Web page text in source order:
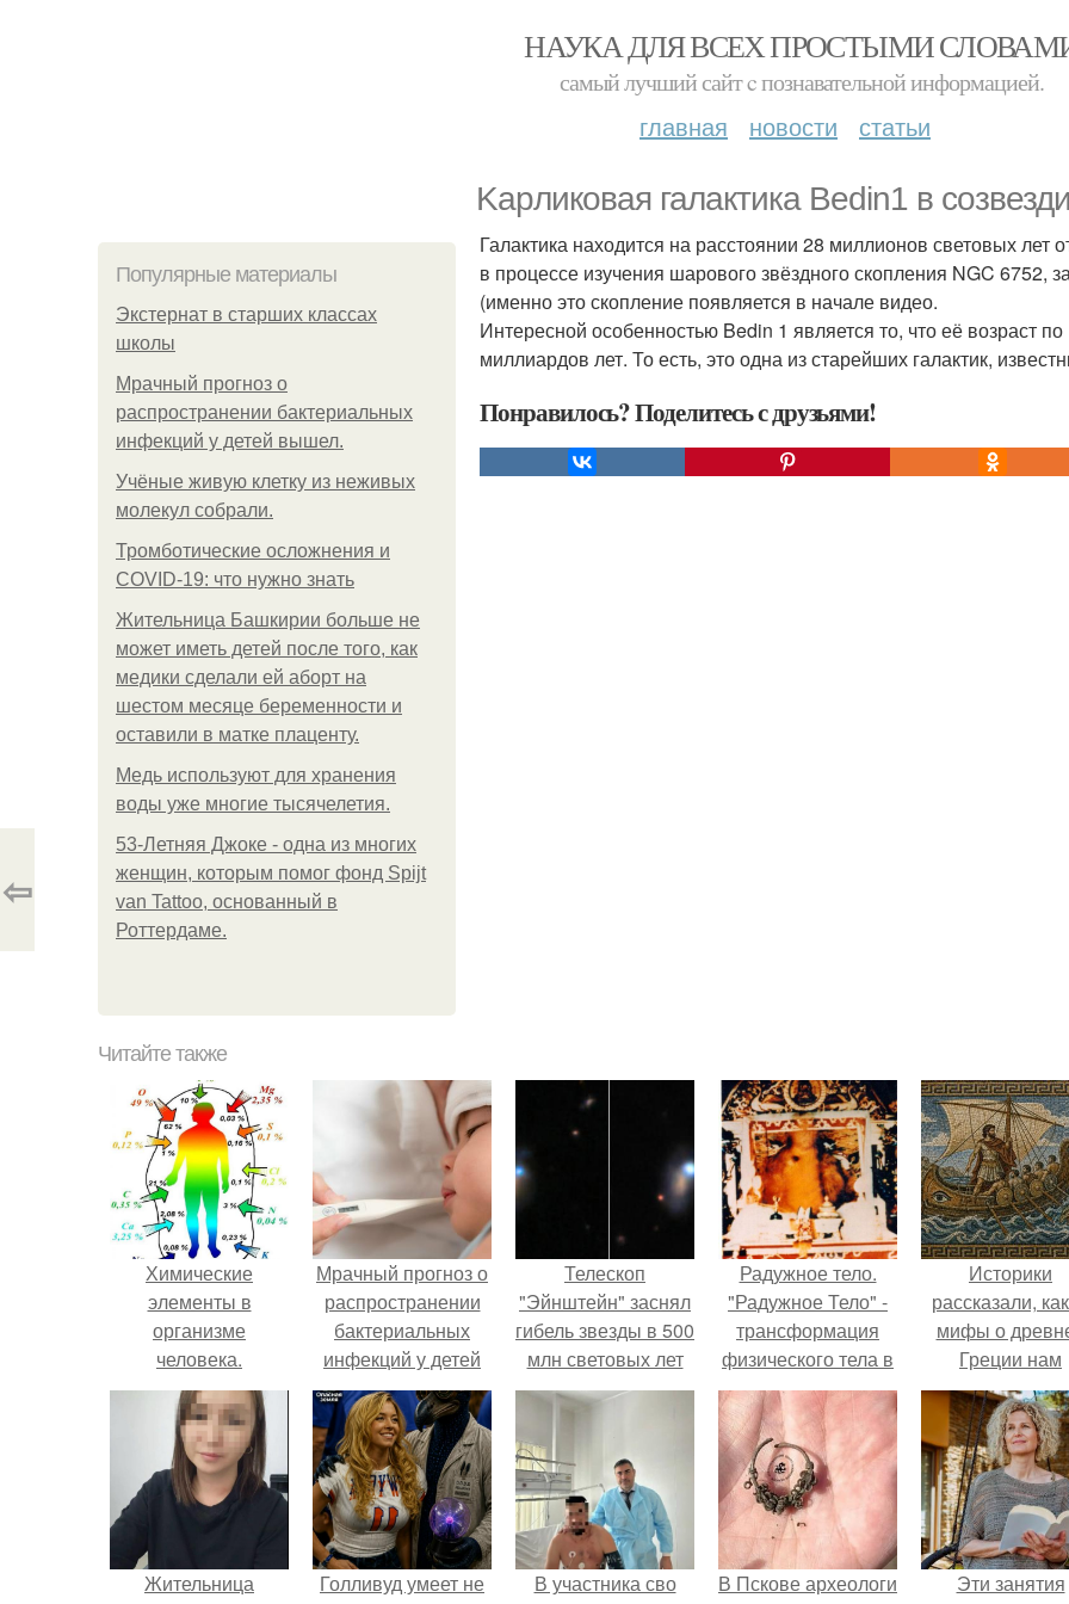
НАУКА ДЛЯ ВСЕХ ПРОСТЫМИ
самый лучший сайт c познавательной информацией.
главная новости статьи
Kapликовая галактика Bedin1 в
Популярные материалы
Экстернат в старших классах
школы
Мрачный прогноз о
распространении бактериальных
инфекций у детей вышел.
Учёные живую клетку из неживых
молекул собрали.
Тромботические осложнения и
COVID-19: что нужно знать
Жительница Башкирии больше не
может иметь детей после того, как
медики сделали ей аборт на
шестом месяце беременности и
оставили в матке плаценту.
Медь используют для хранения
воды уже многие тысячелетия.
53-Летняя Джоке - одна из многих
женщин, которым помог фонд Spijt
van Tattoo, основанный в
Роттердаме.
Галактика находится на расстоянии 28 миллионов световых лет
в процессе изучения шарового звёздного скопления NGC 6752,
(именно это скопление появляется в начале видео.
Интересной особенностью Bedin 1 является то, что её возраст
миллиардов лет. То есть, это одна из старейших галактик,
Понравилось? Поделитесь с друзьями!
⇦
Читайте также
Химические
элементы в
организме
человека.
Мрачный прогноз о
распространении
бактериальных
инфекций у детей
вышел.
Телескоп
"Эйнштейн" заснял
гибель звезды в 500
млн световых лет
от земли.
Радужное тело.
"Радужное Тело" -
трансформация
физического тела в
свет.
Историки
рассказали,
мифы о
Греции нам
навязало
Жительница
Голливуд умеет не
В участника сво
В Пскове археологи
Эти занятия